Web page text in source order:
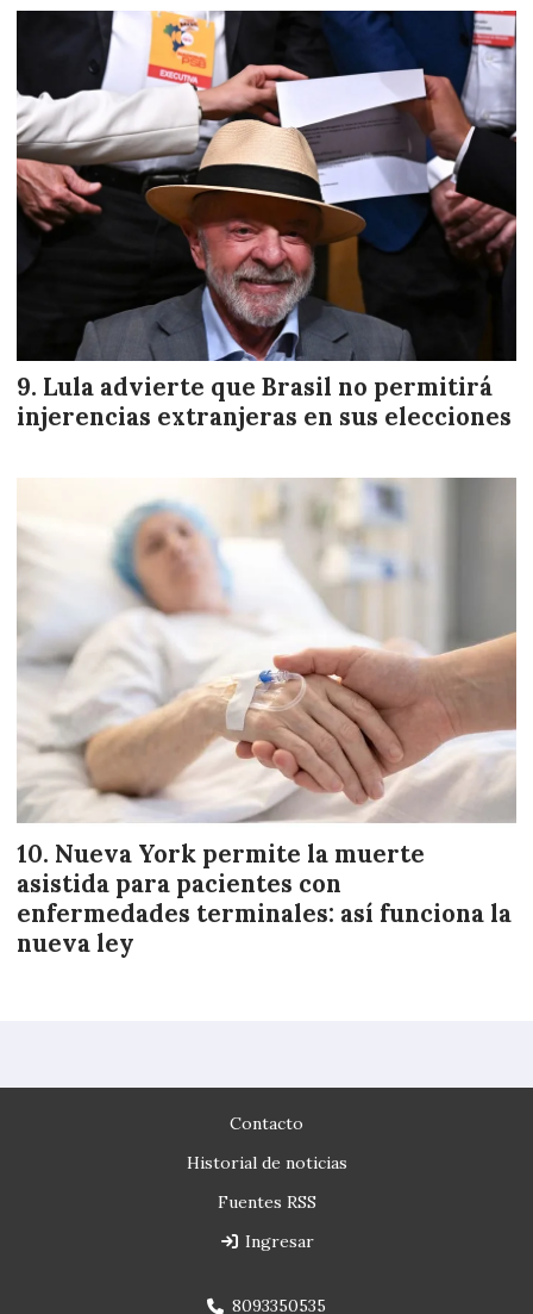
Lula advierte que Brasil no permitirá
injerencias extranjeras en sus elecciones
Nueva York permite la muerte
asistida para pacientes con
enfermedades terminales: así funciona la
nueva ley
Contacto
Historial de noticias
Fuentes RSS
Ingresar
8093350535